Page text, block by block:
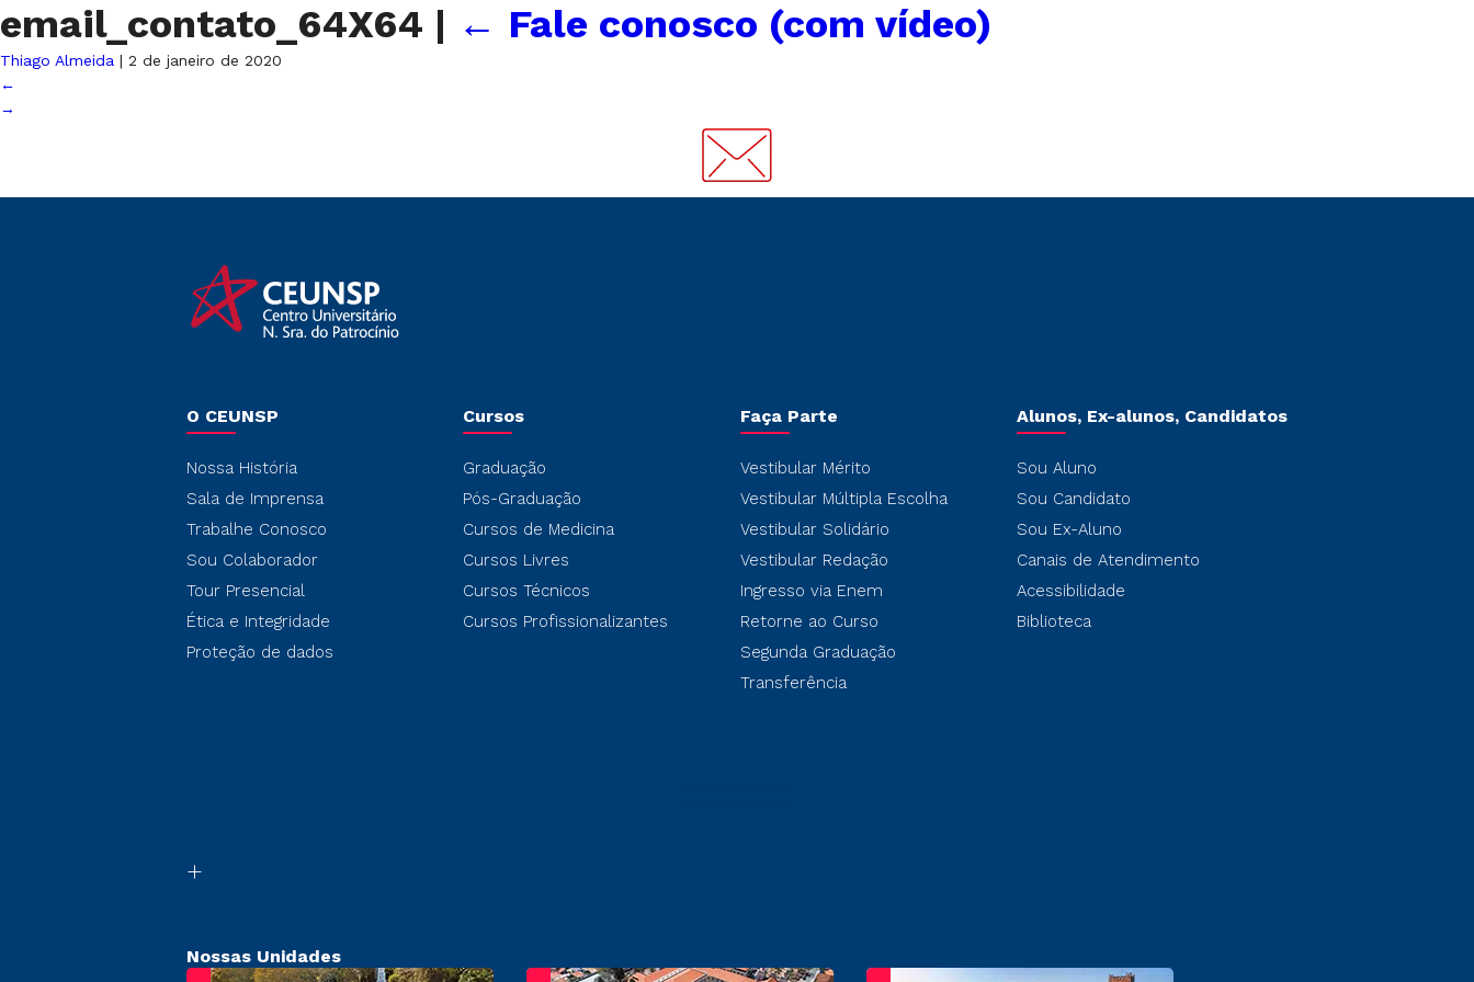
email_contato_64X64 | ← Fale conosco (com vídeo)
Thiago Almeida | 2 de janeiro de 2020
←
→
O CEUNSP
Nossa História
Sala de Imprensa
Trabalhe Conosco
Sou Colaborador
Tour Presencial
Ética e Integridade
Proteção de dados
Cursos
Graduação
Pós-Graduação
Cursos de Medicina
Cursos Livres
Cursos Técnicos
Cursos Profissionalizantes
Faça Parte
Vestibular Mérito
Vestibular Múltipla Escolha
Vestibular Solidário
Vestibular Redação
Ingresso via Enem
Retorne ao Curso
Segunda Graduação
Transferência
Alunos, Ex-alunos, Candidatos
Sou Aluno
Sou Candidato
Sou Ex-Aluno
Canais de Atendimento
Acessibilidade
Biblioteca
Nossas Unidades